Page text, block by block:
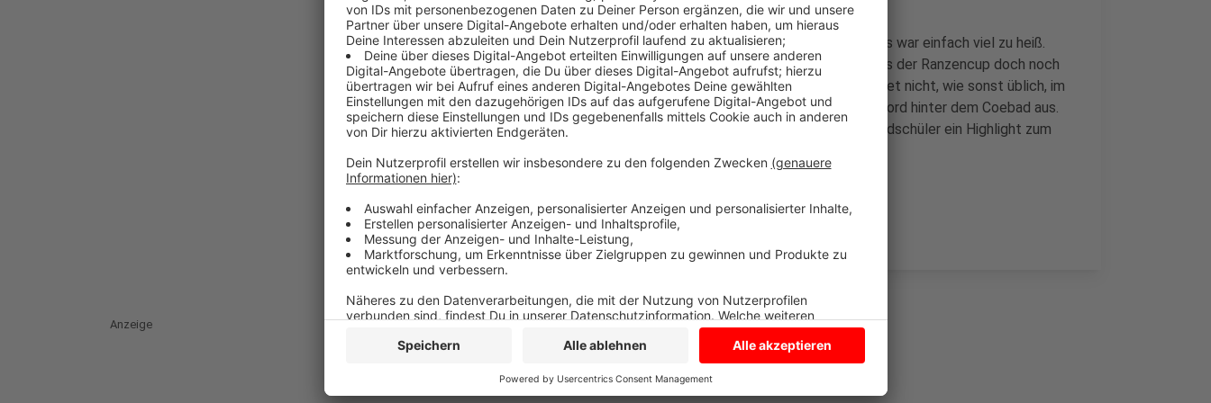
Eigentlich sollte das Turnier vor zwei Wochen stattfinden, doch es war einfach viel zu heiß.
Patrick Steinberg von der SG Coesfeld freut sich umso mehr, dass der Ranzencup doch noch
vor den Ferien stattfindet. Etwas ändert sich: Der Ranzencup findet nicht, wie sonst üblich, im
Sportzentrum Süd statt, sondern weicht auf das Sportzentrum Nord hinter dem Coebad aus.
Los geht es um neun Uhr morgen Früh. Der Ranzencup ist für Grundschüler ein Highlight zum
Anzeige